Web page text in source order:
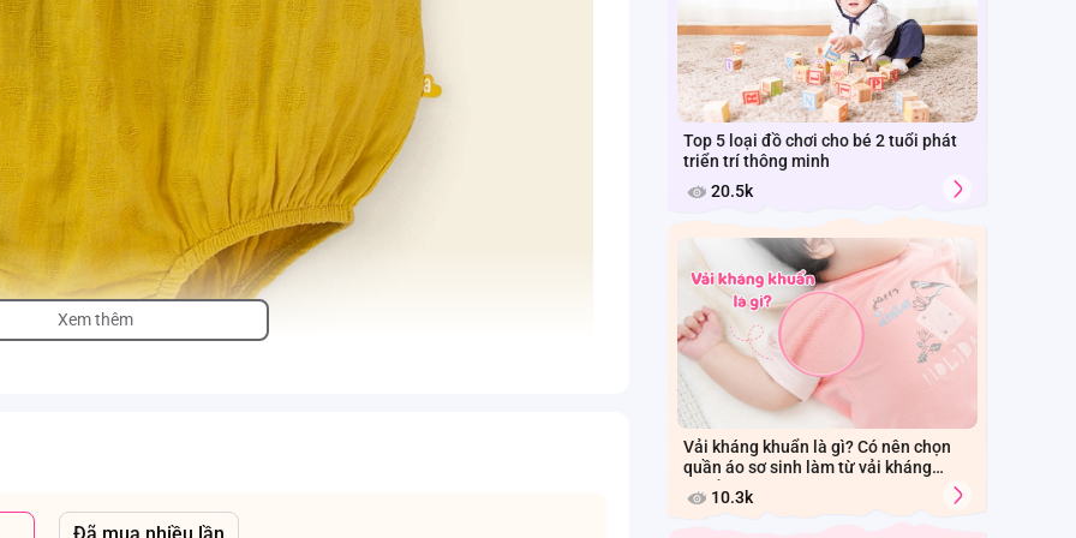
Xem thêm
Top 5 loại đồ chơi cho bé 2 tuổi phát
triển trí thông minh
20.5k
Vải kháng khuẩn là gì? Có nên chọn
quần áo sơ sinh làm từ vải kháng
khuẩn cho bé?
10.3k